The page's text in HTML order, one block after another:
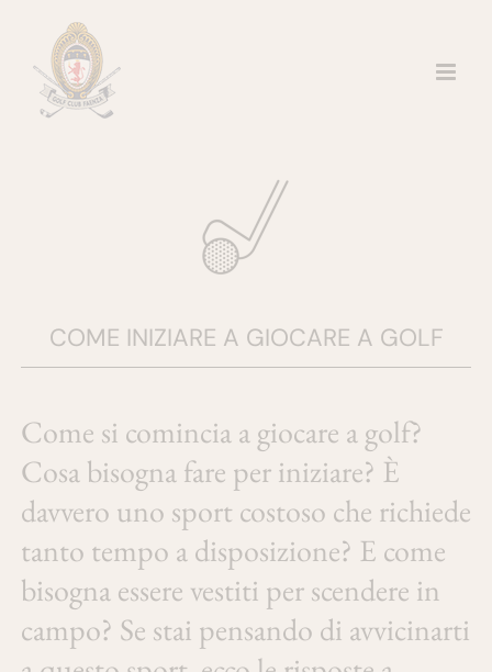
contenuto
COME INIZIARE A GIOCARE A GOLF
Come si comincia a giocare a golf?
Cosa bisogna fare per iniziare? È
davvero uno sport costoso che richiede
tanto tempo a disposizione? E come
bisogna essere vestiti per scendere in
campo? Se stai pensando di avvicinarti